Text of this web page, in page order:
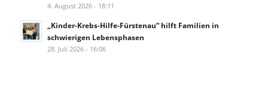
4. August 2026 - 18:11
„Kinder-Krebs-Hilfe-Fürstenau“ hilft Familien in
schwierigen Lebensphasen
28. Juli 2026 - 16:06